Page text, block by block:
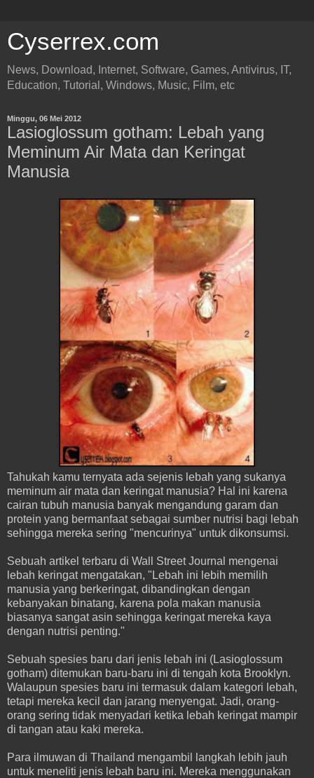
Cyserrex.com
News, Download, Internet, Software, Games, Antivirus, IT,
Education, Tutorial, Windows, Music, Film, etc
Minggu, 06 Mei 2012
Lasioglossum gotham: Lebah yang
Meminum Air Mata dan Keringat
Manusia
Tahukah kamu ternyata ada sejenis lebah yang sukanya
meminum air mata dan keringat manusia? Hal ini karena
cairan tubuh manusia banyak mengandung garam dan
protein yang bermanfaat sebagai sumber nutrisi bagi lebah
sehingga mereka sering "mencurinya" untuk dikonsumsi.
Sebuah artikel terbaru di Wall Street Journal mengenai
lebah keringat mengatakan, "Lebah ini lebih memilih
manusia yang berkeringat, dibandingkan dengan
kebanyakan binatang, karena pola makan manusia
biasanya sangat asin sehingga keringat mereka kaya
dengan nutrisi penting."
Sebuah spesies baru dari jenis lebah ini (Lasioglossum
gotham) ditemukan baru-baru ini di tengah kota Brooklyn.
Walaupun spesies baru ini termasuk dalam kategori lebah,
tetapi mereka kecil dan jarang menyengat. Jadi, orang-
orang sering tidak menyadari ketika lebah keringat mampir
di tangan atau kaki mereka.
Para ilmuwan di Thailand mengambil langkah lebih jauh
untuk meneliti jenis lebah baru ini. Mereka menggunakan